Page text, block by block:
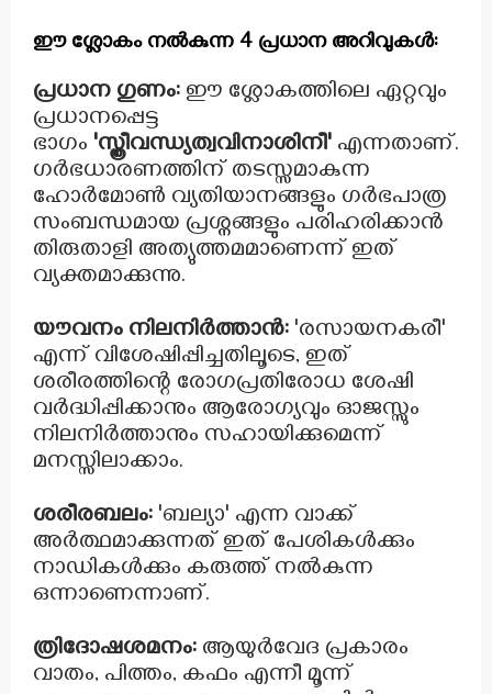
ഈ ശ്ലോകം നൽകുന്ന 4 പ്രധാന അറിവുകൾ:
പ്രധാന ഗുണം: ഈ ശ്ലോകത്തിലെ ഏറ്റവും
പ്രധാനപ്പെട്ട
ഭാഗം 'സ്ത്രീവന്ധ്യത്വവിനാശിനീ' എന്നതാണ്.
ഗർഭധാരണത്തിന് തടസ്സമാകുന്ന
ഹോർമോൺ വ്യതിയാനങ്ങളും ഗർഭപാത്ര
സംബന്ധമായ പ്രശ്നങ്ങളും പരിഹരിക്കാൻ
തിരുതാളി അത്യുത്തമമാണെന്ന് ഇത്
വ്യക്തമാക്കുന്നു.
യൗവനം നിലനിർത്താൻ: 'രസായനകരീ'
എന്ന് വിശേഷിപ്പിച്ചതിലൂടെ, ഇത്
ശരീരത്തിന്റെ രോഗപ്രതിരോധ ശേഷി
വർദ്ധിപ്പിക്കാനും ആരോഗ്യവും ഓജസ്സും
നിലനിർത്താനും സഹായിക്കുമെന്ന്
മനസ്സിലാക്കാം.
ശരീരബലം: 'ബല്യാ' എന്ന വാക്ക്
അർത്ഥമാക്കുന്നത് ഇത് പേശികൾക്കും
നാഡികൾക്കും കരുത്ത് നൽകുന്ന
ഒന്നാണെന്നാണ്.
ത്രിദോഷശമനം: ആയുർവേദ പ്രകാരം
വാതം, പിത്തം, കഫം എന്നീ മൂന്ന്